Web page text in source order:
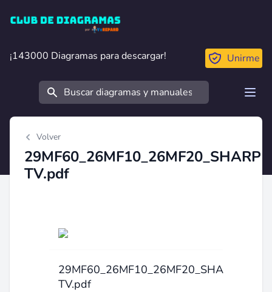
Club de Diagramas
¡143000 Diagramas para descargar!
¡143000 Diagramas para descargar! Unirme
Buscar
Volver
29MF60_26MF10_26MF20_SHARP
TV.pdf
29MF60_26MF10_26MF20_SHARP
TV.pdf